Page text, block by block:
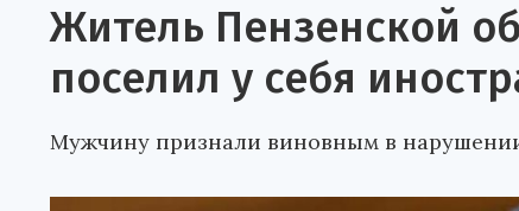
Житель Пензенской
поселил у себя
Мужчину признали виновным в